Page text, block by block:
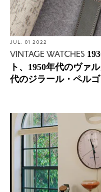
JUL. 01 2022
VINTAGE WATCHES
ト、1950年代のヴァ
代のジラール・ペル